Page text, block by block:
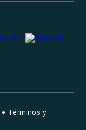
Términos y